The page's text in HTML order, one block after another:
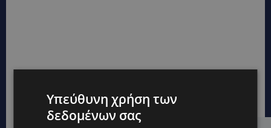
Υπεύθυνη χρήση των
δεδομένων σας